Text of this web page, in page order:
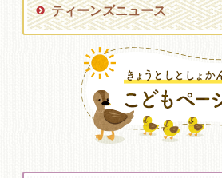
ティーンズニュース